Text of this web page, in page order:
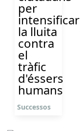
per
intensificar
la lluita
contra
el
tràfic
d'éssers
humans
Successos